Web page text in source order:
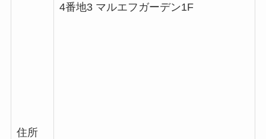
住所
4番地3 マルエフガーデン1F